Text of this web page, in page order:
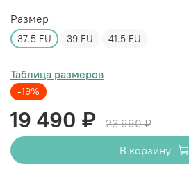
Размер
37.5 EU 39 EU 41.5 EU
Таблица размеров
-19%
19 490 ₽
23 990 ₽
В корзину